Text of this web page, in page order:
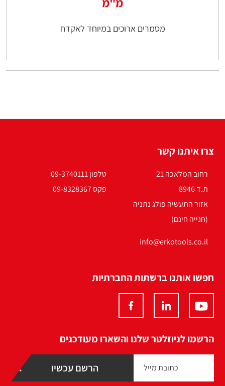
מסמרים ארוכים במיוחד לאקדח
צרו איתנו קשר
רחוב המלאכה 21
ת.ד 8946
אזור התעשיה פולג נתניה
(חנייה חינם)
טלפון 09-3740111
פקס 09-8328367
info@erkotools.co.il
חפשו אותנו ברשתות החברתיות
הרשמו לניוזלטר שלנו והשארו מעודכנים